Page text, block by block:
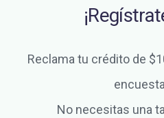
Reclama tu crédito de
No necesitas una